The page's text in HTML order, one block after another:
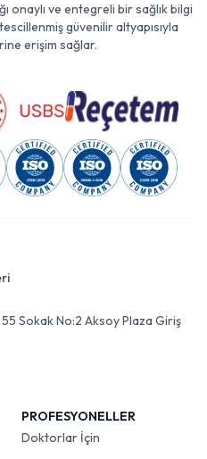
onaylı ve entegreli bir sağlık bilgi
güvenilir altyapısıyla
erişim sağlar.
Sokak No:2 Aksoy Plaza Giriş
PROFESYONELLER
Doktorlar İçin